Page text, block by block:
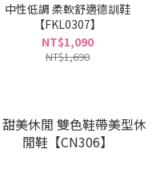
中性低調 柔軟舒適德訓鞋
【FKL0307】
NT$1,090
NT$1,690